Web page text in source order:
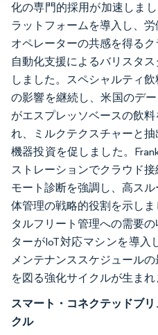
化の専門的採用が加速しま
ラットフォームを導入し、
オペレーターの共感を得るク
自動化支援によるバリスタ
しました。スペシャルティ
の影響を継続し、米国のデ
がエスプレッソベースの飲
れ、ミルクテクスチャーと
機器投資を促しました。
ストレーションでクラウド
モート診断を強調し、高ス
体管理の戦略的役割を示し
タルフリート管理への需要
ターがIoT対応マシンを導入
メンテナンススケジュール
を図る強化サイクルが生まれ
スマート・コネクテッドブ
クル